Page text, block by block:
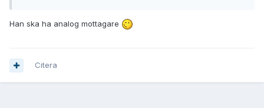
Han ska ha analog mottagare
Citera